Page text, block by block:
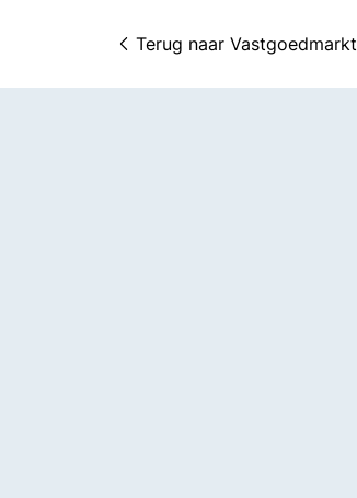
Terug naar Vastgoedmarkt